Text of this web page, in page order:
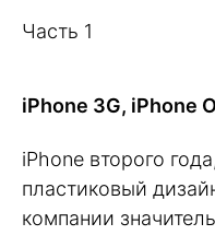
Часть 1
iPhone 3G, iPhone
iPhone второго
пластиковый
компании